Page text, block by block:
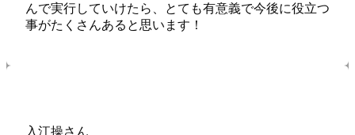
んで実行していけたら、とても有意義で今後に役立つ
事がたくさんあると思います！
入江操さん